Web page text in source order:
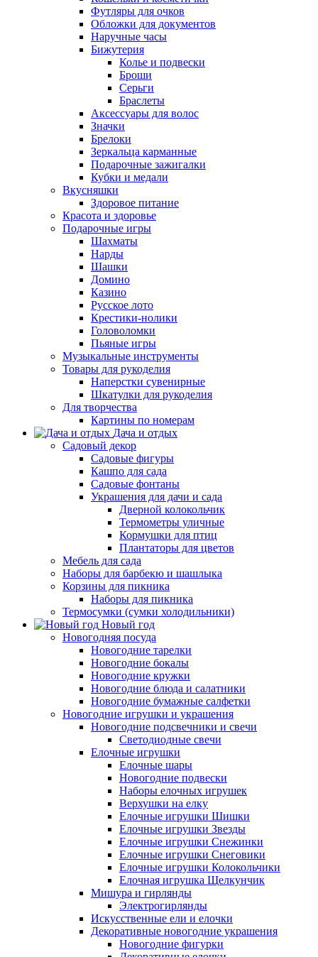
Футляры для очков
Обложки для документов
Наручные часы
Бижутерия
Колье и подвески
Броши
Серьги
Браслеты
Аксессуары для волос
Значки
Брелоки
Зеркальца карманные
Подарочные зажигалки
Кубки и медали
Вкусняшки
Здоровое питание
Красота и здоровье
Подарочные игры
Шахматы
Нарды
Шашки
Домино
Казино
Русское лото
Крестики-нолики
Головоломки
Пьяные игры
Музыкальные инструменты
Товары для рукоделия
Наперстки сувенирные
Шкатулки для рукоделия
Для творчества
Картины по номерам
Дача и отдых
Садовый декор
Садовые фигуры
Кашпо для сада
Садовые фонтаны
Украшения для дачи и сада
Дверной колокольчик
Термометры уличные
Кормушки для птиц
Плантаторы для цветов
Мебель для сада
Наборы для барбекю и шашлыка
Корзины для пикника
Наборы для пикника
Термосумки (сумки холодильники)
Новый год
Новогодняя посуда
Новогодние тарелки
Новогодние бокалы
Новогодние кружки
Новогодние блюда и салатники
Новогодние бумажные салфетки
Новогодние игрушки и украшения
Новогодние подсвечники и свечи
Светодиодные свечи
Елочные игрушки
Елочные шары
Новогодние подвески
Наборы елочных игрушек
Верхушки на елку
Елочные игрушки Шишки
Елочные игрушки Звезды
Елочные игрушки Снежинки
Елочные игрушки Снеговики
Елочные игрушки Колокольчики
Елочная игрушка Щелкунчик
Мишура и гирлянды
Электрогирлянды
Искусственные ели и елочки
Декоративные новогодние украшения
Новогодние фигурки